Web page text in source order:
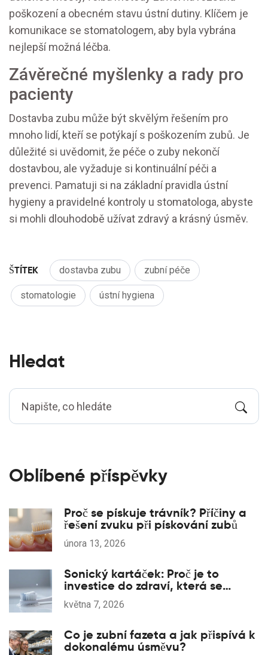
poškození a obecném stavu ústní dutiny. Klíčem je
komunikace se stomatologem, aby byla vybrána
nejlepší možná léčba.
Závěrečné myšlenky a rady pro
pacienty
Dostavba zubu může být skvělým řešením pro
mnoho lidí, kteří se potýkají s poškozením zubů. Je
důležité si uvědomit, že péče o zuby nekončí
dostavbou, ale vyžaduje si kontinuální péči a
prevenci. Pamatuji si na základní pravidla ústní
hygieny a pravidelné kontroly u stomatologa, abyste
si mohli dlouhodobě užívat zdravý a krásný úsměv.
ŠTÍTEK dostavba zubu zubní péče
stomatologie ústní hygiena
Hledat
Oblíbené příspěvky
Proč se pískuje trávník? Příčiny a
řešení zvuku při pískování zubů
února 13, 2026
Sonický kartáček: Proč je to
investice do zdraví, která se
vyplatí
května 7, 2026
Co je zubní fazeta a jak přispívá k
dokonalému úsměvu?